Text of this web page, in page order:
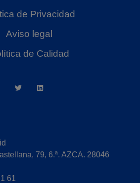
de Privacidad
Aviso legal
de Calidad
79, 6.ª. AZCA. 28046
61